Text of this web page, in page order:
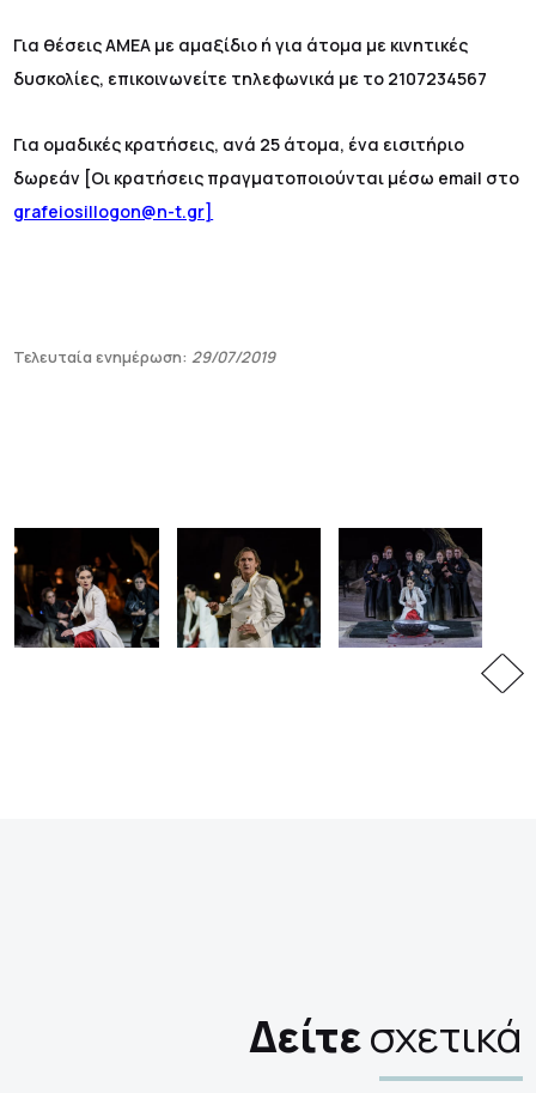
Για θέσεις ΑΜΕΑ με αμαξίδιο ή για άτομα με κινητικές
δυσκολίες, επικοινωνείτε τηλεφωνικά με το 2107234567
Για ομαδικές κρατήσεις, ανά 25 άτομα, ένα εισιτήριο
δωρεάν [Οι κρατήσεις πραγματοποιούνται μέσω email στο
grafeiosillogon@n-t.gr]
Τελευταία ενημέρωση:29/07/2019
Δείτεσχετικά